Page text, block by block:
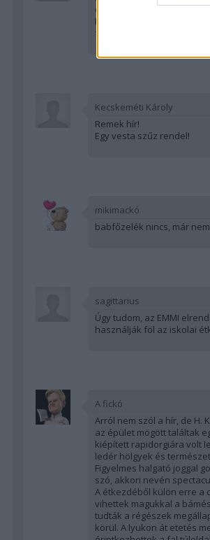
és az egyik magyar íjász
Innen kapta a nevét az
fogyasztották el azt, így
Kecskeméti Károly
Remek hír!
Egy vesta szűz rendel!
mikimackó
babfőzelék nincs, már
sagittarius
Úgy tudom, az EMMI
használják föl az iskolai
A fickó
Arról nem szól a hír, de H.
az épület mögött találtak
kiépített rapidorgiára volt
ledér hölgyek és
Figyelmes halgató joggal
szó, akkori nevén
A étkezdéből külön erre a
vihettek magukkal a
tudták a régészek
körül. A lyukon át etetés